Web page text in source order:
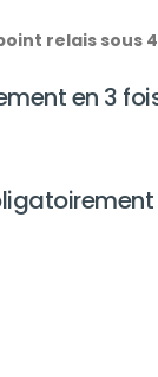
relais sous
en 3